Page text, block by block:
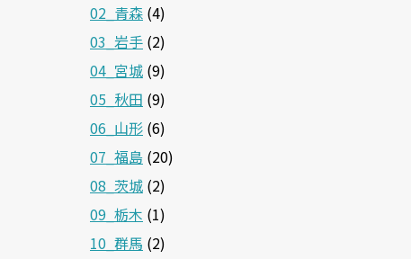
02_青森 (4)
03_岩手 (2)
04_宮城 (9)
05_秋田 (9)
06_山形 (6)
07_福島 (20)
08_茨城 (2)
09_栃木 (1)
10_群馬 (2)